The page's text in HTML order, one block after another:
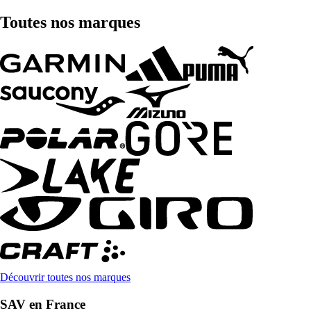
Toutes nos marques
Découvrir toutes nos marques
SAV en France